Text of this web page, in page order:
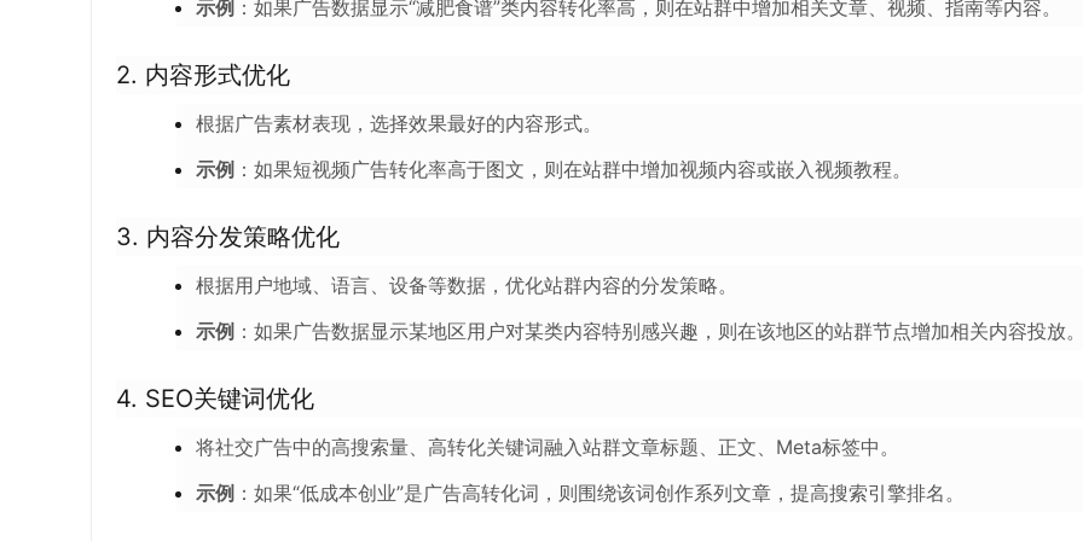
示例 ：如果广告数据显示“减肥食谱”类内容转化率高，则在站群中增加相关文章、视频、指南等内容。
2. 内容形式优化
根据广告素材表现，选择效果最好的内容形式。
示例：如果短视频广告转化率高于图文，则在站群中增加视频内容或嵌入视频教程。
3. 内容分发策略优化
根据用户地域、语言、设备等数据，优化站群内容的分发策略。
示例：如果广告数据显示某地区用户对某类内容特别感兴趣，则在该地区的站群节点增加相关内容投放
4. SEO关键词优化
将社交广告中的高搜索量、高转化关键词融入站群文章标题、正文、Meta标签中。
示例：如果“低成本创业”是广告高转化词，则围绕该词创作系列文章，提高搜索引擎排名。